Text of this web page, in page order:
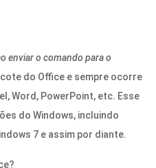
enviar o comando para o
do Office e sempre ocorre
Word, PowerPoint, etc. Esse
do Windows, incluindo
7 e assim por diante.